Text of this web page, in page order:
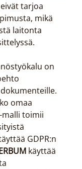
tarjoa
mikä
laitonta
on
omaa
malli toimii
GDPR:n
käyttää